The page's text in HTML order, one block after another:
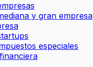
y gran empresa
especiales